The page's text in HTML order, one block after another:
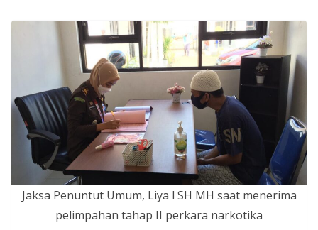
Jaksa Penuntut Umum, Liya l SH MH saat menerima
pelimpahan tahap II perkara narkotika